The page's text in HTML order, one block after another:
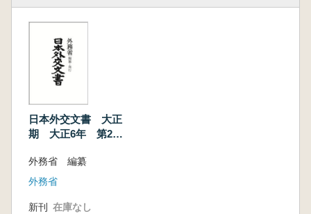
日本外交文書 大正
期 大正6年 第2
外務省 編纂
外務省
新刊 在庫なし